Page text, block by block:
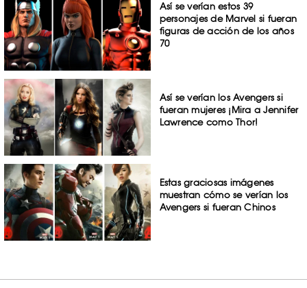
Así se verían estos 39
personajes de Marvel si fueran
figuras de acción de los años
70
Así se verían los Avengers si
fueran mujeres ¡Mira a Jennifer
Lawrence como Thor!
Estas graciosas imágenes
muestran cómo se verían los
Avengers si fueran Chinos